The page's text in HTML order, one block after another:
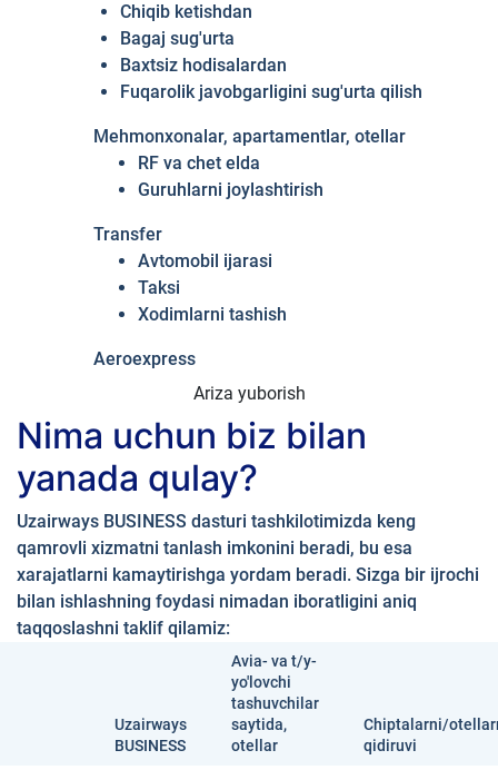
Chiqib ketishdan
Bagaj sug'urta
Baxtsiz hodisalardan
Fuqarolik javobgarligini sug'urta qilish
Mehmonxonalar, apartamentlar, otellar
RF va chet elda
Guruhlarni joylashtirish
Transfer
Avtomobil ijarasi
Taksi
Xodimlarni tashish
Aeroexpress
Ariza yuborish
Nima uchun biz bilan
yanada qulay?
Uzairways BUSINESS dasturi tashkilotimizda keng
qamrovli xizmatni tanlash imkonini beradi, bu esa
xarajatlarni kamaytirishga yordam beradi. Sizga bir ijrochi
bilan ishlashning foydasi nimadan iboratligini aniq
taqqoslashni taklif qilamiz:
Uzairways
BUSINESS
Avia- va t/y-
yo'lovchi
tashuvchilar
saytida,
otellar
Chiptalarni/
qidiruvi